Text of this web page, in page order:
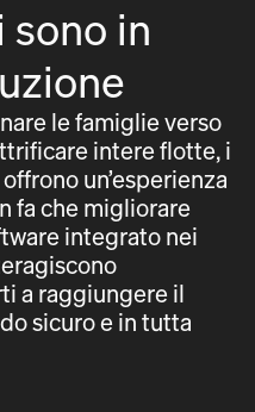
sono in
le famiglie verso
intere flotte, i
un’esperienza
fa che migliorare
integrato nei
a raggiungere il
sicuro e in tutta